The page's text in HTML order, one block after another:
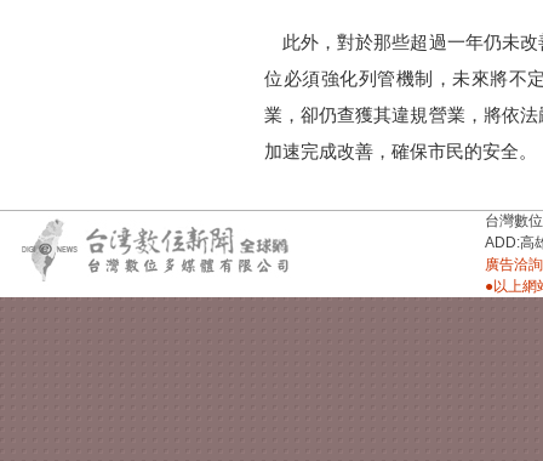
此外，對於那些超過一年仍未改
位必須強化列管機制，未來將不
業，卻仍查獲其違規營業，將依
加速完成改善，確保市民的安全。
台灣數
ADD:高
廣告洽
●以上網